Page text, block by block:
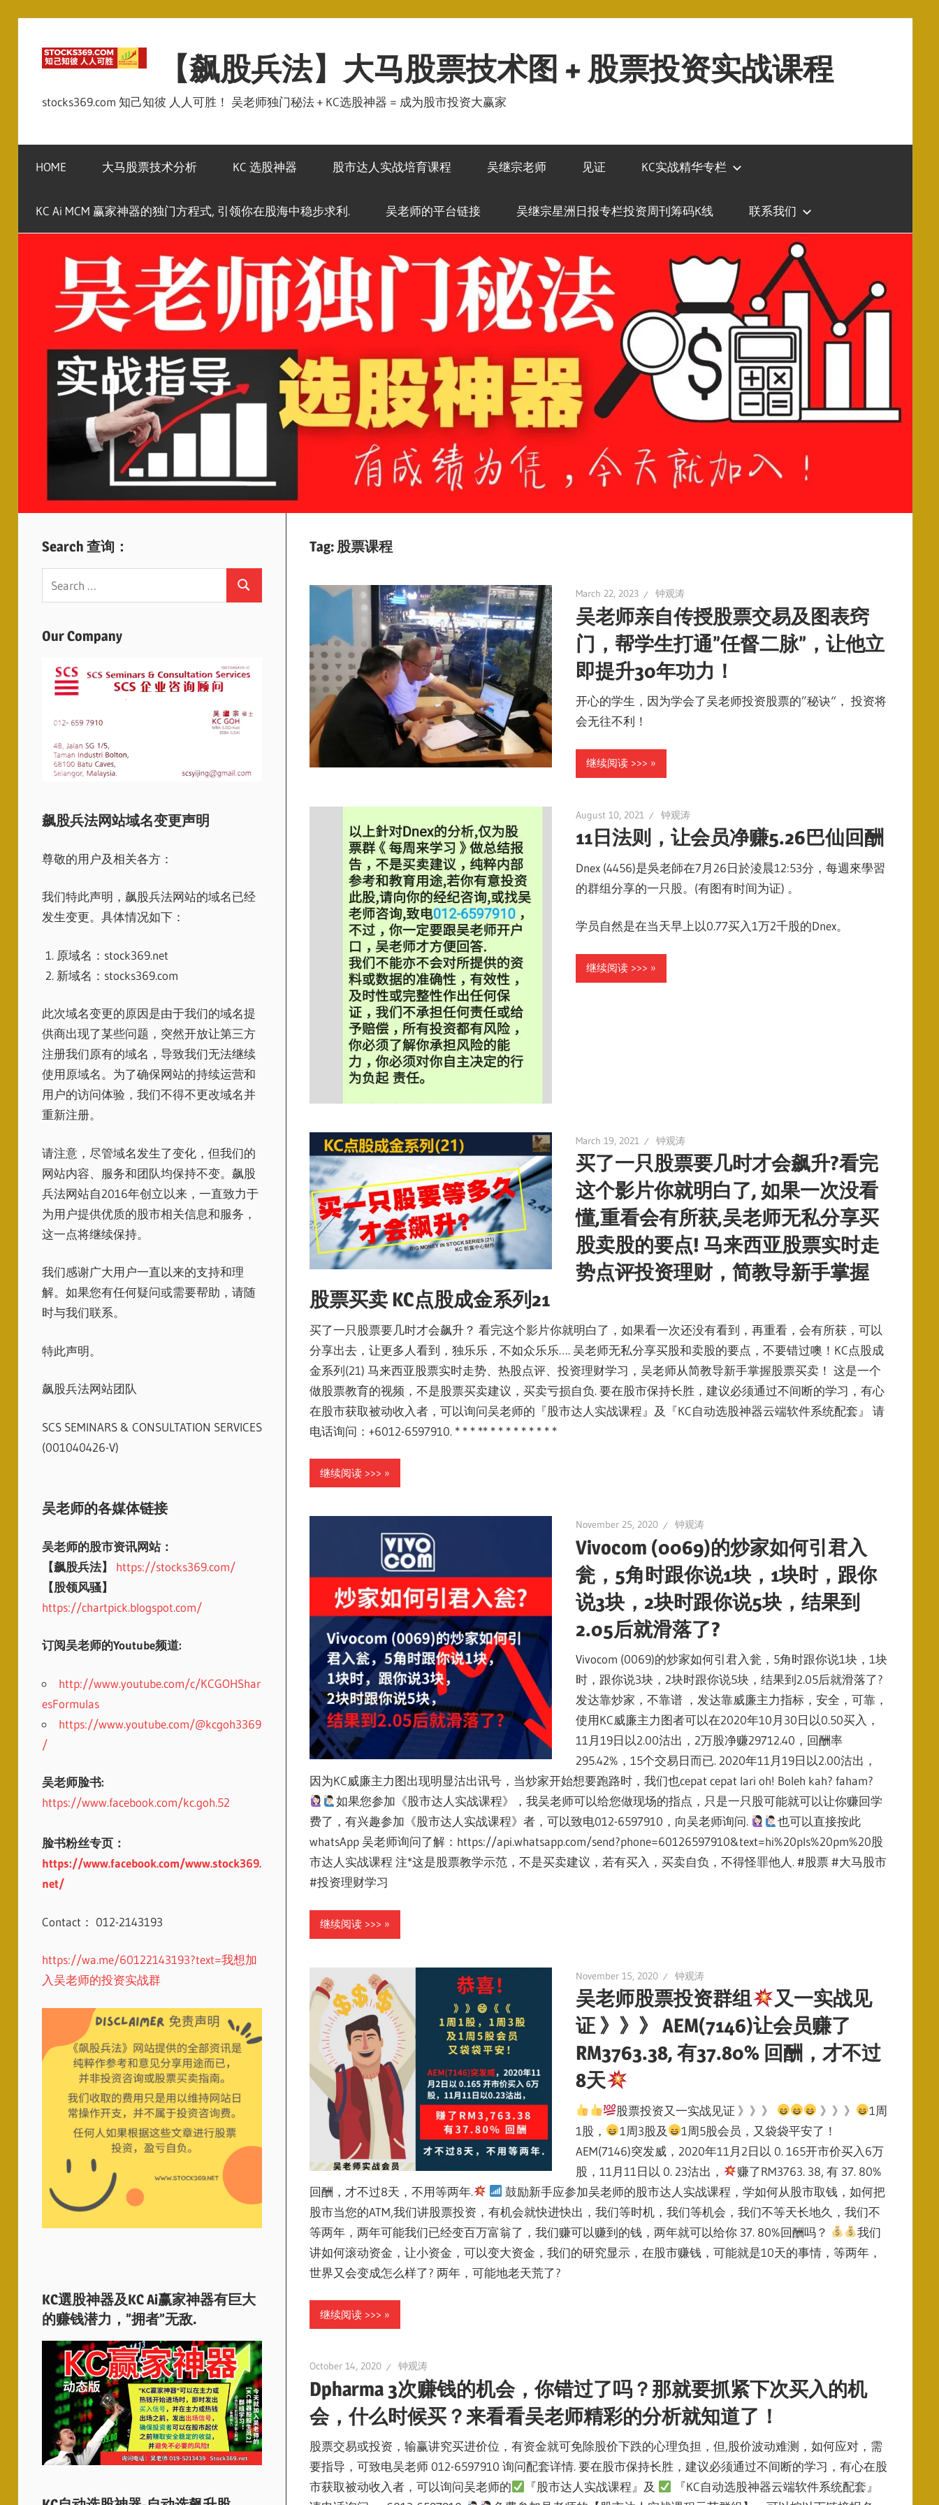
content
【飙股兵法】大马股票技术图 + 股票投资实战课程
stocks369.com 知己知彼 人人可胜！ 吴老师独门秘法 + KC选股神器 = 成为股市投资大赢家
HOME 大马股票技术分析 KC 选股神器 股市达人实战培育课程 吴继宗老师 见证 KC实战精华专栏
KC Ai MCM 赢家神器的独门方程式, 引领你在股海中稳步求利. 吴老师的平台链接 吴继宗星洲日报专栏投资周刊筹码K线 联系我们
Tag: 股票课程
March 22, 2023 钟观涛
吴老师亲自传授股票交易及图表窍
门，帮学生打通”任督二脉”，让他立
即提升30年功力！
开心的学生，因为学会了吴老师投资股票的”秘诀“， 投资将
会无往不利！
继续阅读 >>>
August 10, 2021 钟观涛
11日法则，让会员净赚5.26巴仙回酬
Dnex (4456)是吳老師在7月26日於淩晨12:53分，每週來學習
的群组分享的一只股。(有图有时间为证) 。
学员自然是在当天早上以0.77买入1万2千股的Dnex。
继续阅读 >>>
March 19, 2021 钟观涛
买了一只股票要几时才会飙升?看完
这个影片你就明白了, 如果一次没看
懂,重看会有所获,吴老师无私分享买
股卖股的要点! 马来西亚股票实时走
势点评投资理财，简教导新手掌握
股票买卖 KC点股成金系列21
买了一只股票要几时才会飙升？ 看完这个影片你就明白了，如果看一次还没有看到，再重看，会有所获，可以
分享出去，让更多人看到，独乐乐，不如众乐乐…. 吴老师无私分享买股和卖股的要点，不要错过噢！KC点股成
金系列(21) 马来西亚股票实时走势、热股点评、投资理财学习，吴老师从简教导新手掌握股票买卖！ 这是一个
做股票教育的视频，不是股票买卖建议，买卖亏损自负. 要在股市保持长胜，建议必须通过不间断的学习，有心
在股市获取被动收入者，可以询问吴老师的『股市达人实战课程』及『KC自动选股神器云端软件系统配套』 请
电话询问：+6012-6597910. * * * ** * * * * * * * * *
继续阅读 >>>
November 25, 2020 钟观涛
Vivocom (0069)的炒家如何引君入
瓮，5角时跟你说1块，1块时，跟你
说3块，2块时跟你说5块，结果到
2.05后就滑落了?
Vivocom (0069)的炒家如何引君入瓮，5角时跟你说1块，1块
时，跟你说3块，2块时跟你说5块，结果到2.05后就滑落了?
发达靠炒家，不靠谱 ，发达靠威廉主力指标，安全，可靠，
使用KC威廉主力图者可以在2020年10月30日以0.50买入，
11月19日以2.00沽出，2万股净赚29712.40，回酬率
295.42%，15个交易日而已. 2020年11月19日以2.00沽出，
因为KC威廉主力图出现明显沽出讯号，当炒家开始想要跑路时，我们也cepat cepat lari oh! Boleh kah? faham?
如果您参加《股市达人实战课程》，我吴老师可以给您做现场的指点，只是一只股可能就可以让你赚回学
费了，有兴趣参加《股市达人实战课程》者，可以致电012-6597910，向吴老师询问.
也可以直接按此
whatsApp 吴老师询问了解：https://api.whatsapp.com/send?phone=60126597910&text=hi%20pls%20pm%20股
市达人实战课程 注*这是股票教学示范，不是买卖建议，若有买入，买卖自负，不得怪罪他人. #股票 #大马股市
#投资理财学习
继续阅读 >>>
November 15, 2020 钟观涛
吴老师股票投资群组
又一实战见
证 》》》 AEM(7146)让会员赚了
RM3763.38, 有37.80% 回酬，才不过
8天
股票投资又一实战见证 》》》 》》》
1周
1股，
1周3股及
1周5股会员，又袋袋平安了！
AEM(7146)突发威，2020年11月2日以 0. 165开市价买入6万
股，11月11日以 0. 23沽出，
赚了RM3763. 38, 有 37. 80%
回酬，才不过8天，不用等两年.
鼓励新手应参加吴老师的股市达人实战课程，学如何从股市取钱，如何把
股市当您的ATM,我们讲股票投资，有机会就快进快出，我们等时机，我们等机会，我们不等天长地久，我们不
等两年，两年可能我们已经变百万富翁了，我们赚可以赚到的钱，两年就可以给你 37. 80%回酬吗？
我们
讲如何滚动资金，让小资金，可以变大资金，我们的研究显示，在股市赚钱，可能就是10天的事情，等两年，
世界又会变成怎么样了? 两年，可能地老天荒了?
继续阅读 >>>
October 14, 2020 钟观涛
Dpharma 3次赚钱的机会，你错过了吗？那就要抓紧下次买入的机
会，什么时候买？来看看吴老师精彩的分析就知道了！
股票交易或投资，输赢讲究买进价位，有资金就可免除股价下跌的心理负担，但,股价波动难测，如何应对，需
要指导，可致电吴老师 012-6597910 询问配套详情. 要在股市保持长胜，建议必须通过不间断的学习，有心在股
市获取被动收入者，可以询问吴老师的
『股市达人实战课程』及
『KC自动选股神器云端软件系统配套』
Search 查询：
Search
Our Company
飙股兵法网站域名变更声明
尊敬的用户及相关各方：
我们特此声明，飙股兵法网站的域名已经
发生变更。具体情况如下：
原域名：stock369.net
新域名：stocks369.com
此次域名变更的原因是由于我们的域名提
供商出现了某些问题，突然开放让第三方
注册我们原有的域名，导致我们无法继续
使用原域名。为了确保网站的持续运营和
用户的访问体验，我们不得不更改域名并
重新注册。
请注意，尽管域名发生了变化，但我们的
网站内容、服务和团队均保持不变。飙股
兵法网站自2016年创立以来，一直致力于
为用户提供优质的股市相关信息和服务，
这一点将继续保持。
我们感谢广大用户一直以来的支持和理
解。如果您有任何疑问或需要帮助，请随
时与我们联系。
特此声明。
飙股兵法网站团队
SCS SEMINARS & CONSULTATION SERVICES
(001040426-V)
吴老师的各媒体链接
吴老师的股市资讯网站：
【飙股兵法】
https://stocks369.com/
【股领风骚】
https://chartpick.blogspot.com/
订阅吴老师的Youtube频道:
http://www.youtube.com/c/KCGOHShar
esFormulas
https://www.youtube.com/@kcgoh3369
/
吴老师脸书:
https://www.facebook.com/kc.goh.52
脸书粉丝专页：
https://www.facebook.com/www.stock369.
net/
Contact： 012-2143193
https://wa.me/60122143193?text=我想加
入吴老师的投资实战群
KC選股神器及KC Ai赢家神器有巨大
的赚钱潜力，”拥者”无敌.